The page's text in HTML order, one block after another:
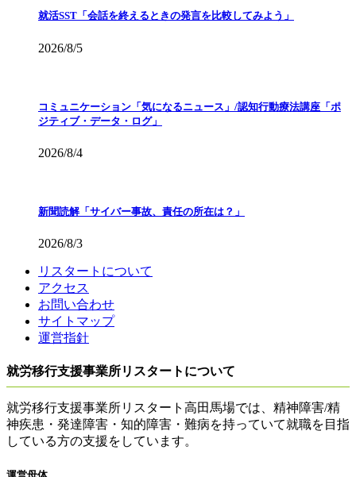
就活SST「会話を終えるときの発言を比較してみよう」
2026/8/5
コミュニケーション「気になるニュース」/認知行動療法講座「ポ
ジティブ・データ・ログ」
2026/8/4
新聞読解「サイバー事故、責任の所在は？」
2026/8/3
リスタートについて
アクセス
お問い合わせ
サイトマップ
運営指針
就労移行支援事業所リスタートについて
就労移行支援事業所リスタート高田馬場では、精神障害/精
神疾患・発達障害・知的障害・難病を持っていて就職を目指
している方の支援をしています。